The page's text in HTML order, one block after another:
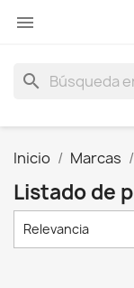

search
Inicio Marcas
Listado de
Relevancia